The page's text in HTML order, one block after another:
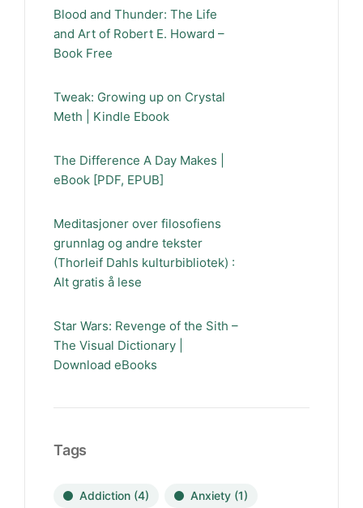
Blood and Thunder: The Life
and Art of Robert E. Howard –
Book Free
Tweak: Growing up on Crystal
Meth | Kindle Ebook
The Difference A Day Makes |
eBook [PDF, EPUB]
Meditasjoner over filosofiens
grunnlag og andre tekster
(Thorleif Dahls kulturbibliotek) :
Alt gratis å lese
Star Wars: Revenge of the Sith –
The Visual Dictionary |
Download eBooks
Tags
Addiction (4) Anxiety (1)